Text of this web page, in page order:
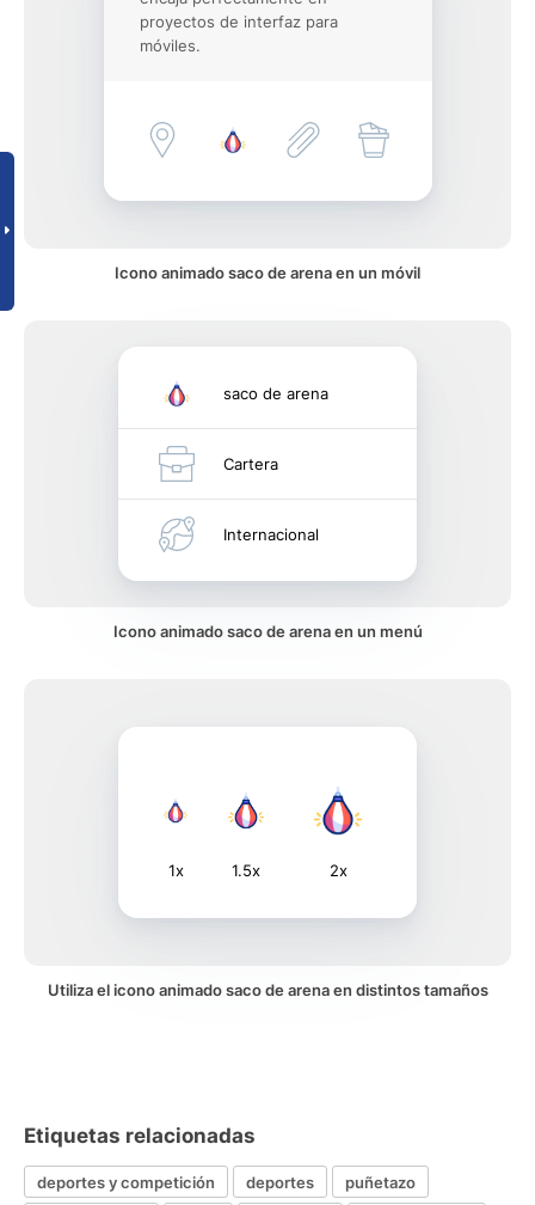
proyectos de interfaz para
móviles.
Icono animado saco de arena en un móvil
saco de arena
Cartera
Internacional
Icono animado saco de arena en un menú
1x 1.5x 2x
Utiliza el icono animado saco de arena en distintos tamaños
Etiquetas relacionadas
deportes y competición deportes
puñetazo